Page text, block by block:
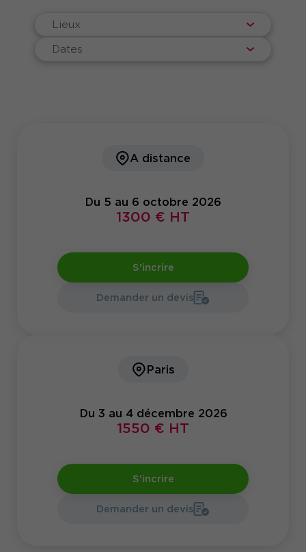
Lieux
Dates
A distance
Du 5 au 6 octobre 2026
1300 € HT
S'incrire
Demander un devis
Paris
Du 3 au 4 décembre 2026
1550 € HT
S'incrire
Demander un devis